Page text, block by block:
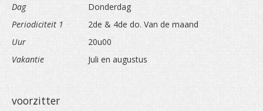
Dag
Donderdag
Periodiciteit 1
2de & 4de do. Van de maand
Uur
20u00
Vakantie
Juli en augustus
voorzitter